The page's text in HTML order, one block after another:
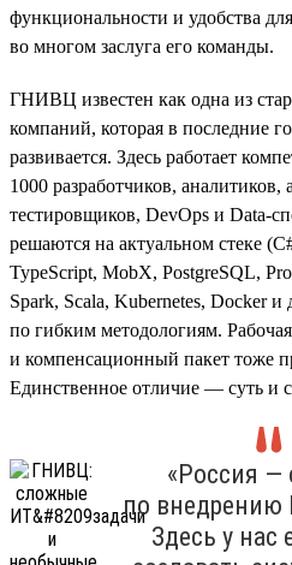
функциональности и удобства
во многом заслуга его команды.
ГНИВЦ известен как одна из
компаний, которая в последние
развивается. Здесь работает
1000 разработчиков, аналитиков,
тестировщиков, DevOps и Data-
решаются на актуальном стеке
TypeScript, MobX, PostgreSQL,
Spark, Scala, Kubernetes, Doсker
по гибким методологиям.
и компенсационный пакет тоже
Единственное отличие — суть и
«Россия —
по внедрению
Здесь у нас